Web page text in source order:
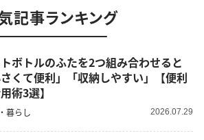
記事ランキング
ボトルのふたを2つ組み合わせると
さくて便利」「収納しやすい」【便利
術3選】
暮らし 2026.07.29